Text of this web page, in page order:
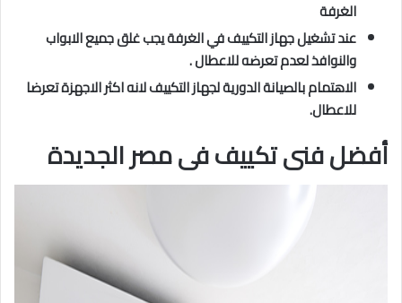
الغرفة
عند تشغيل جهاز التكييف في الغرفة يجب غلق جميع الابواب
والنوافذ لعدم تعرضه للاعطال .
الاهتمام بالصيانة الدورية لجهاز التكييف لانه اكثر الاجهزة تعرضا
للاعطال.
أفضل فنى تكييف فى مصر الجديدة